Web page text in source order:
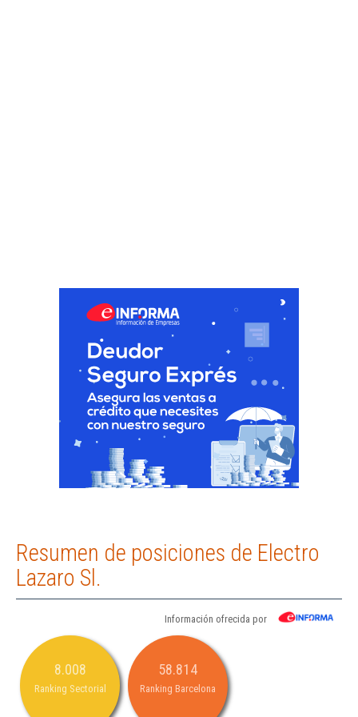
Resumen de posiciones de Electro
Lazaro Sl.
Información ofrecida por
8.008
Ranking Sectorial
58.814
Ranking Barcelona